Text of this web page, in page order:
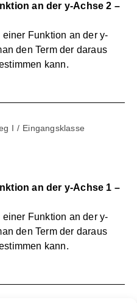
an der y-Achse 2 –
Funktion an der y-
den Term der daraus
kann.
I / Eingangsklasse
an der y-Achse 1 –
Funktion an der y-
den Term der daraus
kann.